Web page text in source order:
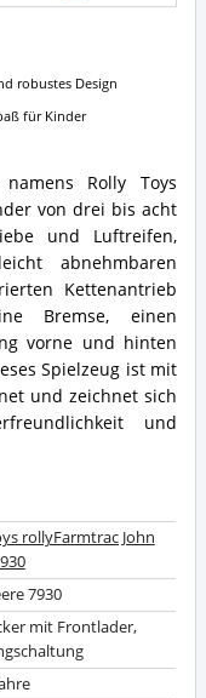
Rolly Toys
von drei bis acht
und Luftreifen,
abnehmbaren
Kettenantrieb
Bremse, einen
vorne und hinten
Spielzeug ist mit
und zeichnet sich
und
rollyFarmtrac John
7930
mit Frontlader,
robustes Design
für Kinder